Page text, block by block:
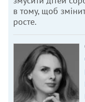
в тому, щоб
росте.